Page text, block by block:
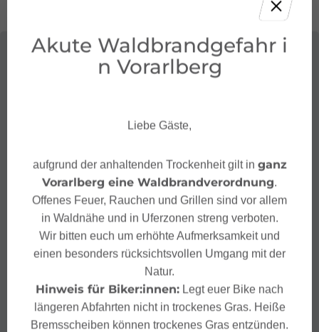
Dachstuhlbrand wurde 1941 leider ein großer Teil des
Gemeindearchivs ein Raub der Flammen.
Akute Waldbrandgefahr i
n Vorarlberg
Liebe Gäste,
aufgrund der anhaltenden Trockenheit gilt in ganz
Vorarlberg eine Waldbrandverordnung.
Offenes Feuer, Rauchen und Grillen sind vor allem
in Waldnähe und in Uferzonen streng verboten.
Wir bitten euch um erhöhte Aufmerksamkeit und
einen besonders rücksichtsvollen Umgang mit der
Natur.
Hinweis für Biker:innen: Legt euer Bike nach
längeren Abfahrten nicht in trockenes Gras. Heiße
Bremsscheiben können trockenes Gras entzünden.